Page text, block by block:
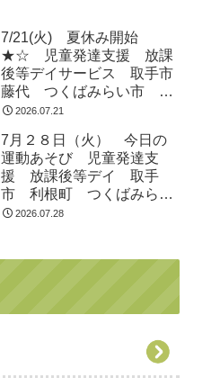
7/21(火) 夏休み開始
★☆ 児童発達支援 放課
後等デイサービス 取手市
藤代 つくばみらい市 龍
ヶ崎2026.07.21
7月２８日（火） 今日の
運動あそび 児童発達支
援 放課後等デイ 取手
市 利根町 つくばみらい
市 2026.07.28